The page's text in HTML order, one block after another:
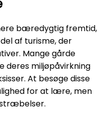
bæredygtig fremtid,
af turisme, der
Mange gårde
deres miljøpåvirkning
At besøge disse
for at lære, men